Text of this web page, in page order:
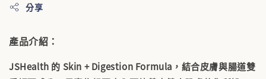
分享
產品介紹：
JSHealth 的 Skin + Digestion Formula，結合皮膚與腸道雙